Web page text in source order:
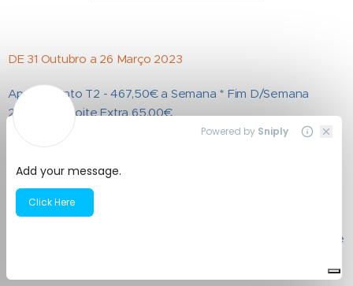
DE 31 Outubro a 26 Março 2023
Apartamento T2 - 467,50€ a Semana * Fim D/Semana
230,00€ - Noite Extra 65,00€
DE 26 Março a 28 Maio 2023
Apartamento T2 - 487,50€ a Semana * Fim D/Semana
245,00€ € - Noite Extra 70,00€
A Partir de 28 Maio, Junho, Carnaval e Pascoa 2023
Apartamento T2 - 895,50€ * Fim D/Semana 402,50€ - Noite